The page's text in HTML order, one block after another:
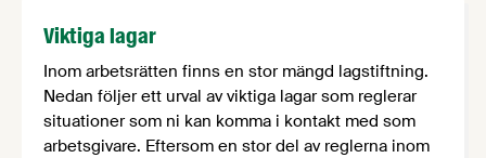
Viktiga lagar
Inom arbetsrätten finns en stor mängd lagstiftning.
Nedan följer ett urval av viktiga lagar som reglerar
situationer som ni kan komma i kontakt med som
arbetsgivare. Eftersom en stor del av reglerna inom